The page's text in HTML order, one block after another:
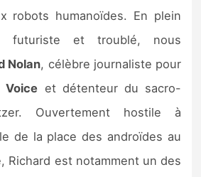
robots humanoïdes. En plein
futuriste et troublé, nous
Nolan, célèbre journaliste pour
Voice et détenteur du sacro-
Ouvertement hostile à
de la place des androïdes au
Richard est notamment un des